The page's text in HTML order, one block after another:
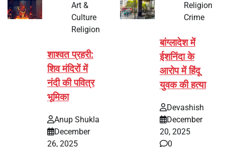
Art &
Culture
Religion
शाश्वत प्रहरी:
शिव मंदिरों में
नंदी की पवित्र
भूमिका
Anup Shukla
December
26, 2025
Religion
Crime
बांग्लादेश में
ईशनिंदा के
आरोप में हिंदू
युवक की हत्या
Devashish
December
20, 2025
0